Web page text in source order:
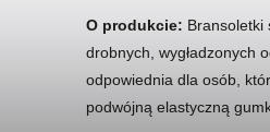
O produkcie: Bransoletki
drobnych, wygładzonych
odpowiednia dla osób,
podwójną elastyczną